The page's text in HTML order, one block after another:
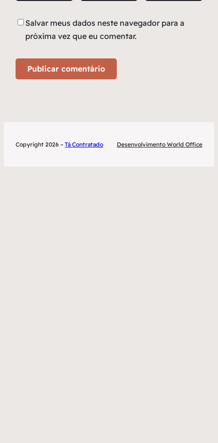
Salvar meus dados neste navegador para a
próxima vez que eu comentar.
Copyright 2026 – Tá Contratado Desenvolvimento World Office